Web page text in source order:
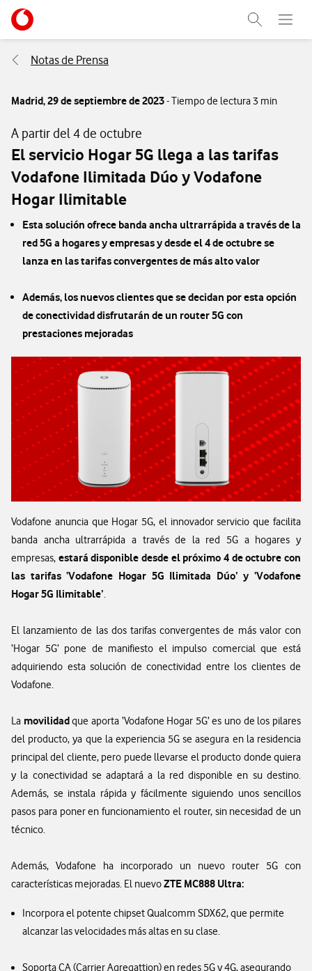
Ir a la pagina principal de vodafone.es
Abrir
Menu
Abre
Notas de Prensa
Madrid,29 de septiembre de 2023- Tiempo de lectura 3 min
A partir del 4 de octubre
El servicio Hogar 5G llega a las tarifas
Vodafone Ilimitada Dúo y Vodafone
Hogar Ilimitable
Esta solución ofrece banda ancha ultrarrápida a través de la
red 5G a hogares y empresas y desde el 4 de octubre se
lanza en las tarifas convergentes de más alto valor
Además, los nuevos clientes que se decidan por esta opción
de conectividad disfrutarán de un router 5G con
prestaciones mejoradas
Vodafone anuncia que Hogar 5G, el innovador servicio que facilita
banda ancha ultrarrápida a través de la red 5G a hogares y
empresas, estará disponible desde el próximo 4 de octubre con
las tarifas ‘Vodafone Hogar 5G Ilimitada Dúo’ y ‘Vodafone
Hogar 5G Ilimitable’.
El lanzamiento de las dos tarifas convergentes de más valor con
‘Hogar 5G’ pone de manifiesto el impulso comercial que está
adquiriendo esta solución de conectividad entre los clientes de
Vodafone.
La movilidadque aporta ‘Vodafone Hogar 5G’ es uno de los pilares
del producto, ya que la experiencia 5G se asegura en la residencia
principal del cliente, pero puede llevarse el producto donde quiera
y la conectividad se adaptará a la red disponible en su destino.
Además, se instala rápida y fácilmente siguiendo unos sencillos
pasos para poner en funcionamiento el router, sin necesidad de un
técnico.
Además, Vodafone ha incorporado un nuevo router 5G con
características mejoradas. El nuevoZTE MC888 Ultra:
Incorpora el potente chipset Qualcomm SDX62, que permite
alcanzar las velocidades más altas en su clase.
Soporta CA (Carrier Agregattion) en redes 5G y 4G, asegurando